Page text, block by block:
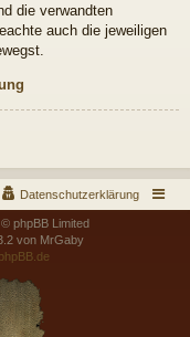
die verwandten
auch die jeweiligen
Datenschutzerklärung
phpBB Limited
von MrGaby
phpBB.de